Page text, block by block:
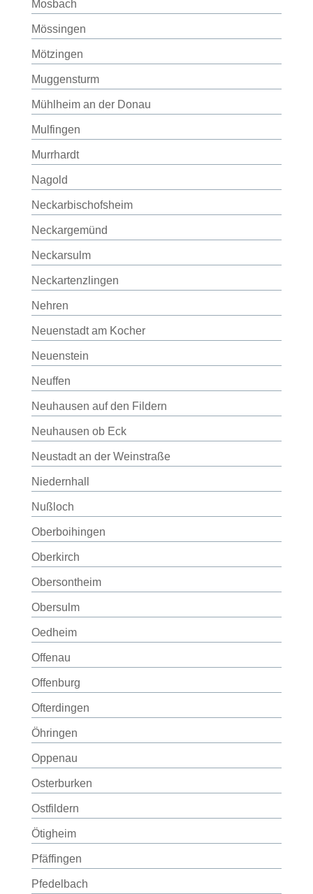
Mosbach
Mössingen
Mötzingen
Muggensturm
Mühlheim an der Donau
Mulfingen
Murrhardt
Nagold
Neckarbischofsheim
Neckargemünd
Neckarsulm
Neckartenzlingen
Nehren
Neuenstadt am Kocher
Neuenstein
Neuffen
Neuhausen auf den Fildern
Neuhausen ob Eck
Neustadt an der Weinstraße
Niedernhall
Nußloch
Oberboihingen
Oberkirch
Obersontheim
Obersulm
Oedheim
Offenau
Offenburg
Ofterdingen
Öhringen
Oppenau
Osterburken
Ostfildern
Ötigheim
Pfäffingen
Pfedelbach